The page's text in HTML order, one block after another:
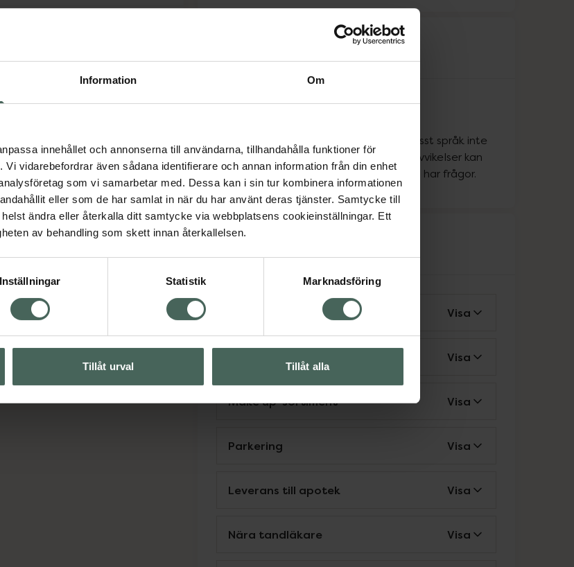
Information Om
innehållet och annonserna till användarna, tillhandahålla funktioner för
vidarebefordrar även sådana identifierare och annan information från din enhet
som vi samarbetar med. Dessa kan i sin tur kombinera informationen
eller som de har samlat in när du har använt deras tjänster. Samtycke till
ändra eller återkalla ditt samtycke via webbplatsens cookieinställningar. Ett
av behandling som skett innan återkallelsen.
Inställningar Statistik Marknadsföring
Tillåt urval Tillåt alla
Svenska
Tänk på att personen som pratar ett visst språk inte
finns på apoteket alla dagar, så vissa avvikelser kan
förekomma. Kontakta oss gärna om du har frågor.
Nära vårdcentral Visa
Visa
Make up-sortiment Visa
Parkering Visa
Leverans till apotek Visa
Nära tandläkare Visa